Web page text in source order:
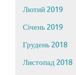
Лютий 2019
Січень 2019
Грудень 2018
Листопад 2018